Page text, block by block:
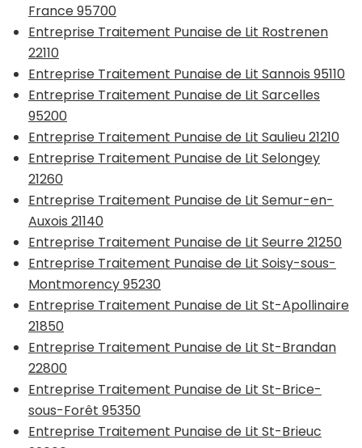
France 95700
Entreprise Traitement Punaise de Lit Rostrenen
22110
Entreprise Traitement Punaise de Lit Sannois 95110
Entreprise Traitement Punaise de Lit Sarcelles
95200
Entreprise Traitement Punaise de Lit Saulieu 21210
Entreprise Traitement Punaise de Lit Selongey
21260
Entreprise Traitement Punaise de Lit Semur-en-
Auxois 21140
Entreprise Traitement Punaise de Lit Seurre 21250
Entreprise Traitement Punaise de Lit Soisy-sous-
Montmorency 95230
Entreprise Traitement Punaise de Lit St-Apollinaire
21850
Entreprise Traitement Punaise de Lit St-Brandan
22800
Entreprise Traitement Punaise de Lit St-Brice-
sous-Forêt 95350
Entreprise Traitement Punaise de Lit St-Brieuc